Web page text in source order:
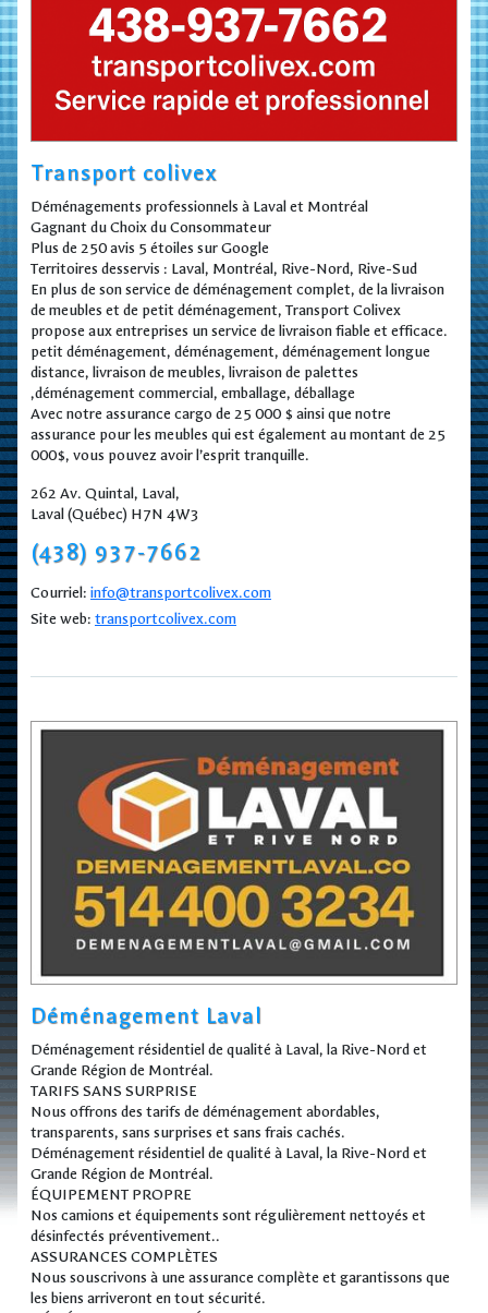
Transport colivex
Déménagements professionnels à Laval et Montréal
Gagnant du Choix du Consommateur
Plus de 250 avis 5 étoiles sur Google
Territoires desservis : Laval, Montréal, Rive-Nord, Rive-Sud
En plus de son service de déménagement complet, de la livraison
de meubles et de petit déménagement, Transport Colivex
propose aux entreprises un service de livraison fiable et efficace.
petit déménagement, déménagement, déménagement longue
distance, livraison de meubles, livraison de palettes
,déménagement commercial, emballage, déballage
Avec notre assurance cargo de 25 000 $ ainsi que notre
assurance pour les meubles qui est également au montant de 25
000$, vous pouvez avoir l’esprit tranquille.
262 Av. Quintal, Laval,
Laval (Québec) H7N 4W3
(438) 937-7662
Courriel: info@transportcolivex.com
Site web: transportcolivex.com
Déménagement Laval
Déménagement résidentiel de qualité à Laval, la Rive-Nord et
Grande Région de Montréal.
TARIFS SANS SURPRISE
Nous offrons des tarifs de déménagement abordables,
transparents, sans surprises et sans frais cachés.
Déménagement résidentiel de qualité à Laval, la Rive-Nord et
Grande Région de Montréal.
ÉQUIPEMENT PROPRE
Nos camions et équipements sont régulièrement nettoyés et
désinfectés préventivement..
ASSURANCES COMPLÈTES
Nous souscrivons à une assurance complète et garantissons que
les biens arriveront en tout sécurité.